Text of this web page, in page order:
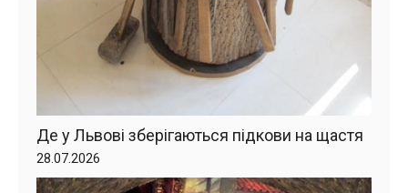
Де у Львові зберігаються підкови на щастя
28.07.2026